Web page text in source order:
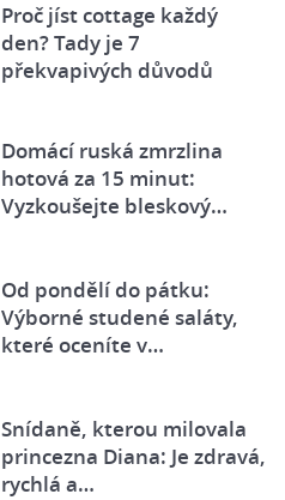
Proč jíst cottage každý
den? Tady je 7
překvapivých důvodů
Domácí ruská zmrzlina
hotová za 15 minut:
Vyzkoušejte bleskový…
Od pondělí do pátku:
Výborné studené saláty,
které oceníte v…
Snídaně, kterou milovala
princezna Diana: Je zdravá,
rychlá a…